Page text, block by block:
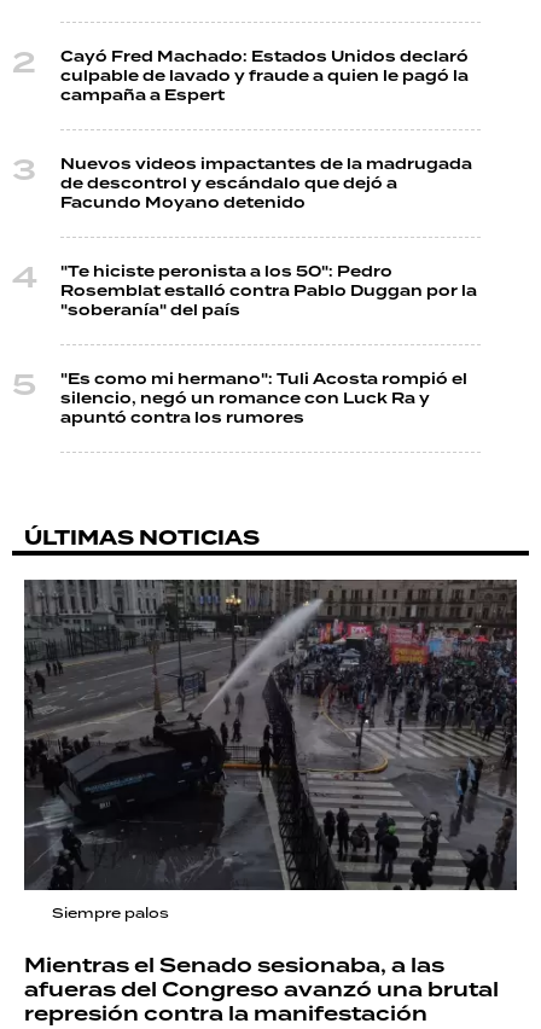
Cayó Fred Machado: Estados Unidos declaró
culpable de lavado y fraude a quien le pagó la
campaña a Espert
Nuevos videos impactantes de la madrugada
de descontrol y escándalo que dejó a
Facundo Moyano detenido
"Te hiciste peronista a los 50": Pedro
Rosemblat estalló contra Pablo Duggan por la
"soberanía" del país
"Es como mi hermano": Tuli Acosta rompió el
silencio, negó un romance con Luck Ra y
apuntó contra los rumores
ÚLTIMAS NOTICIAS
Siempre palos
Mientras el Senado sesionaba, a las
afueras del Congreso avanzó una brutal
represión contra la manifestación